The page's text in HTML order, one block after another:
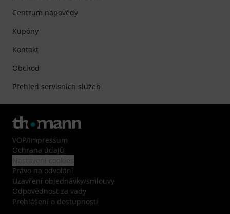
Centrum nápovědy
Kupóny
Kontakt
Obchod
Přehled servisních služeb
VOP/Impressum
Ochrana údajů
Právo na odvolání
Uzavření objednávky/smlouvy
Odpovědnost za vady
Prohlášení o dostupnosti